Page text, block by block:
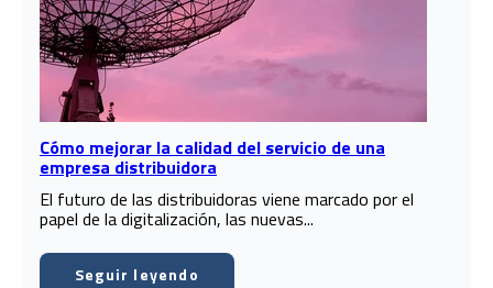
Cómo mejorar la calidad del servicio de una
empresa distribuidora
El futuro de las distribuidoras viene marcado por el
papel de la digitalización, las nuevas...
Seguir leyendo